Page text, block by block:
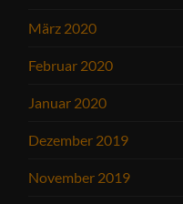
März 2020
Februar 2020
Januar 2020
Dezember 2019
November 2019